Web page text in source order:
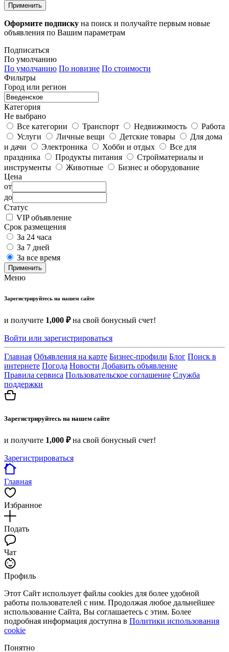
Применить
Оформите подписку на поиск и получайте первым новые
объявления по Вашим параметрам
Подписаться
По умолчанию
По умолчанию По новизне По стоимости
Фильтры
Город или регион
Категория
Не выбрано
Все категории
Транспорт Недвижимость
Работа
Услуги
Личные вещи Детские товары
Для дома
и дачи
Электроника Хобби и отдых
Все для
праздника
Продукты питания
Стройматериалы и
инструменты
Животные
Бизнес и оборудование
Цена
от
до
Статус
VIP объявление
Срок размещения
За 24 часа
За 7 дней
За все время
Применить
Меню
Зарегистрируйтесь на нашем сайте
и получите 1,000 ₽на свой бонусный счет!
Войти или зарегистрироваться
Главная Объявления на карте Бизнес-профили Блог Поиск в
интернете Погода Новости Добавить объявление
Правила сервиса Пользовательское соглашение Служба
поддержки
Зарегистрируйтесь на нашем сайте
и получите 1,000 ₽на свой бонусный счет!
Зарегистрироваться
Главная
Избранное
Подать
Чат
Профиль
Этот Сайт использует файлы cookies для более удобной
работы пользователей с ним. Продолжая любое дальнейшее
использование Сайта, Вы соглашаетесь с этим. Более
подробная информация доступна в Политики использования
cookie
Понятно